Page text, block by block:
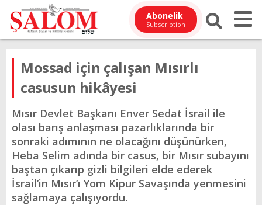
Abonelik
Subscription
Mossad için çalışan Mısırlı
casusun hikâyesi
Mısır Devlet Başkanı Enver Sedat İsrail ile
olası barış anlaşması pazarlıklarında bir
sonraki adımının ne olacağını düşünürken,
Heba Selim adında bir casus, bir Mısır subayını
baştan çıkarıp gizli bilgileri elde ederek
İsrail’in Mısır’ı Yom Kipur Savaşında yenmesini
sağlamaya çalışıyordu.